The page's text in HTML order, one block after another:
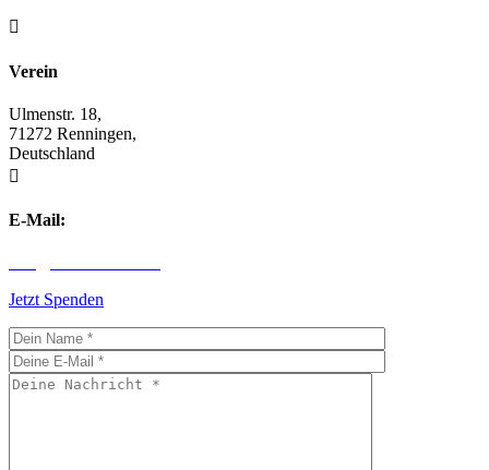

Verein
Ulmenstr. 18,
71272 Renningen,
Deutschland

E-Mail:
Jetzt Spenden